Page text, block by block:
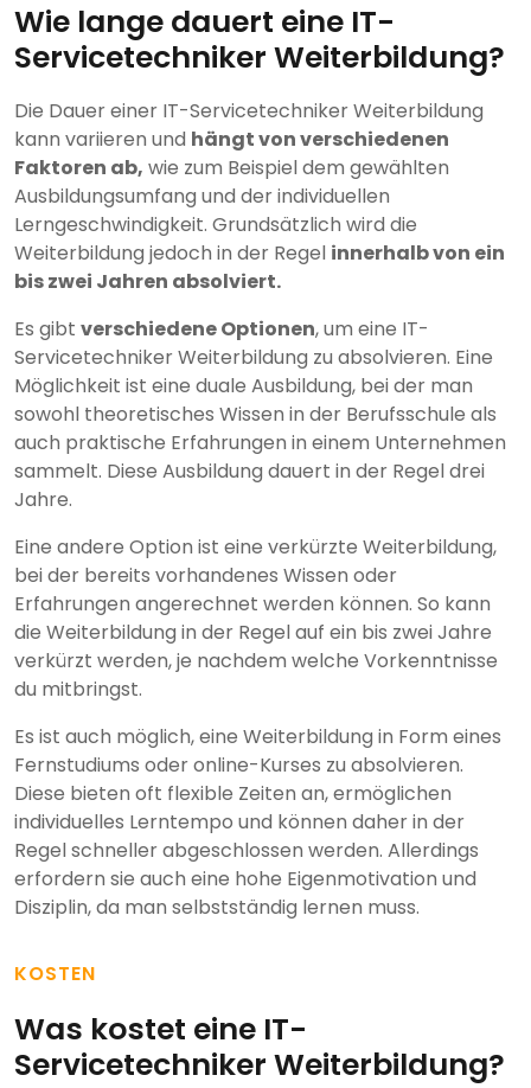
Wie lange dauert eine IT-
Servicetechniker Weiterbildung?
Die Dauer einer IT-Servicetechniker Weiterbildung
kann variieren und hängt von verschiedenen
Faktoren ab, wie zum Beispiel dem gewählten
Ausbildungsumfang und der individuellen
Lerngeschwindigkeit. Grundsätzlich wird die
Weiterbildung jedoch in der Regel innerhalb von ein
bis zwei Jahren absolviert.
Es gibt verschiedene Optionen, um eine IT-
Servicetechniker Weiterbildung zu absolvieren. Eine
Möglichkeit ist eine duale Ausbildung, bei der man
sowohl theoretisches Wissen in der Berufsschule als
auch praktische Erfahrungen in einem Unternehmen
sammelt. Diese Ausbildung dauert in der Regel drei
Jahre.
Eine andere Option ist eine verkürzte Weiterbildung,
bei der bereits vorhandenes Wissen oder
Erfahrungen angerechnet werden können. So kann
die Weiterbildung in der Regel auf ein bis zwei Jahre
verkürzt werden, je nachdem welche Vorkenntnisse
du mitbringst.
Es ist auch möglich, eine Weiterbildung in Form eines
Fernstudiums oder online-Kurses zu absolvieren.
Diese bieten oft flexible Zeiten an, ermöglichen
individuelles Lerntempo und können daher in der
Regel schneller abgeschlossen werden. Allerdings
erfordern sie auch eine hohe Eigenmotivation und
Disziplin, da man selbstständig lernen muss.
KOSTEN
Was kostet eine IT-
Servicetechniker Weiterbildung?